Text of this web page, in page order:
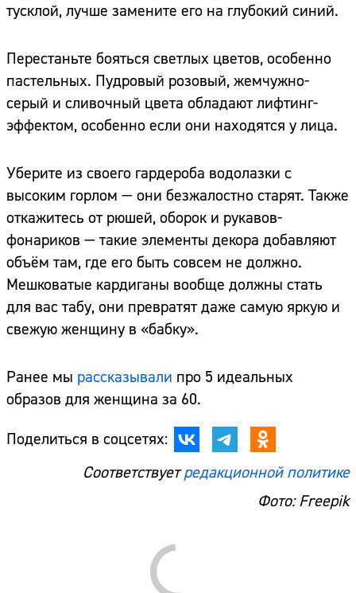
тусклой, лучше замените его на глубокий синий.
Перестаньте бояться светлых цветов, особенно
пастельных. Пудровый розовый, жемчужно-
серый и сливочный цвета обладают лифтинг-
эффектом, особенно если они находятся у лица.
Уберите из своего гардероба водолазки с
высоким горлом — они безжалостно старят. Также
откажитесь от рюшей, оборок и рукавов-
фонариков — такие элементы декора добавляют
объём там, где его быть совсем не должно.
Мешковатые кардиганы вообще должны стать
для вас табу, они превратят даже самую яркую и
свежую женщину в «бабку».
Ранее мы рассказывали про 5 идеальных
образов для женщина за 60.
Поделиться в соцсетях:
Соответствуетредакционной политике
Фото: Freepik